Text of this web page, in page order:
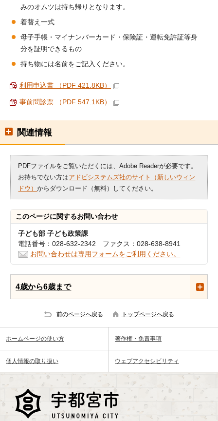
みのオムツは持ち帰りとなります。
着替え一式
母子手帳・マイナンバーカード・保険証・運転免許証等身
分を証明できるもの
持ち物には名前をご記入ください。
利用申込書 （PDF 421.8KB）
事前問診票 （PDF 547.1KB）
関連情報
PDFファイルをご覧いただくには、Adobe Readerが必要です。
お持ちでない方はアドビシステムズ社のサイト（新しいウィン
ドウ）からダウンロード（無料）してください。
このページに関するお問い合わせ
子ども部 子ども政策課
電話番号：028-632-2342 ファクス：028-638-8941
お問い合わせは専用フォームをご利用ください。
4歳から6歳まで
前のページへ戻る トップページへ戻る
ホームページの使い方 著作権・免責事項
個人情報の取り扱い ウェブアクセシビリティ